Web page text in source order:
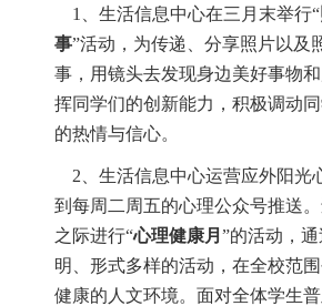
1 、生活信息中心在三月末举行“
事”活动，为传递、分享照片以及
事，用镜头去发现身边美好事物
挥同学们的创新能力，积极调动
的热情与信心。
2 、生活信息中心运营应外阳光
到每周二周五的心理公众号推送
之际进行“心理健康月”的活动，
明、形式多样的活动，在全校范
健康的人文环境。面对全体学生